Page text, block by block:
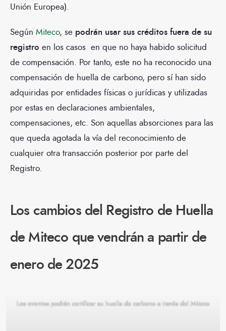
Unión Europea).
Según Miteco, se podrán usar sus créditos fuera de su
registro en los casos en que no haya habido solicitud
de compensación. Por tanto, este no ha reconocido una
compensación de huella de carbono, pero sí han sido
adquiridas por entidades físicas o jurídicas y utilizadas
por estas en declaraciones ambientales,
compensaciones, etc. Son aquellas absorciones para las
que queda agotada la vía del reconocimiento de
cualquier otra transacción posterior por parte del
Registro.
Los cambios del Registro de Huella
de Miteco que vendrán a partir de
enero de 2025
Los eventos podrán certificar su huella de carbono a través del Miteco